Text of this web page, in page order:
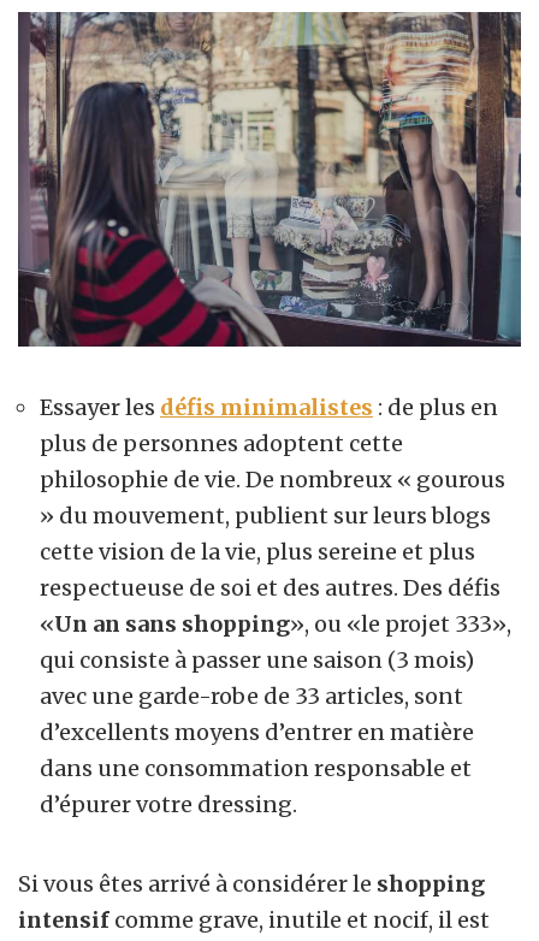
Essayer les défis minimalistes : de plus en
plus de personnes adoptent cette
philosophie de vie. De nombreux « gourous
» du mouvement, publient sur leurs blogs
cette vision de la vie, plus sereine et plus
respectueuse de soi et des autres. Des défis
«Un an sans shopping», ou «le projet 333»,
qui consiste à passer une saison (3 mois)
avec une garde-robe de 33 articles, sont
d’excellents moyens d’entrer en matière
dans une consommation responsable et
d’épurer votre dressing.
Si vous êtes arrivé à considérer le shopping
intensif comme grave, inutile et nocif, il est